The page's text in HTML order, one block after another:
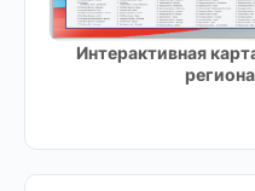
Интерактивная